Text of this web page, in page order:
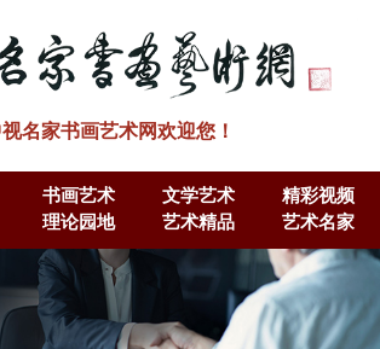
名家书画艺术网欢迎您！
书画艺术 文学艺术
精彩视频
理论园地 艺术精品 艺术名家